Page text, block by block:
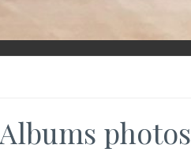
Albums photos